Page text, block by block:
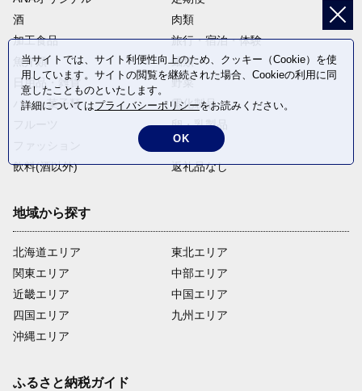
酒
肉類
加工食品
旅行・宿泊・体験
魚介類
麺類
日用品・雑貨
野菜
パン・菓子類
電化製品
卵・乳製品
米・穀物
飲料(酒以外)
返礼品なし
地域から探す
北海道エリア
関東エリア
近畿エリア
四国エリア
沖縄エリア
東北エリア
中部エリア
中国エリア
九州エリア
ふるさと納税ガイド
当サイトでは、サイト利便性向上のため、クッキー（Cookie）を使
用しています。サイトの閲覧を継続された場合、Cookieの利用に同
意したことものといたします。
詳細についてはプライバシーポリシーをお読みください。
OK